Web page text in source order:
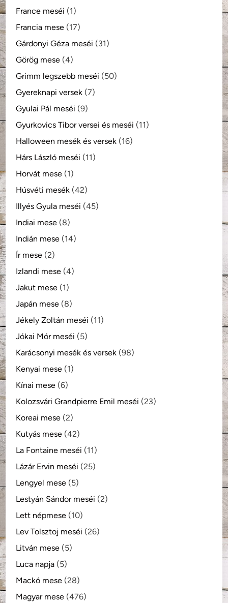
France meséi (1)
Francia mese (17)
Gárdonyi Géza meséi (31)
Görög mese (4)
Grimm legszebb meséi (50)
Gyereknapi versek (7)
Gyulai Pál meséi (9)
Gyurkovics Tibor versei és meséi (11)
Halloween mesék és versek (16)
Hárs László meséi (11)
Horvát mese (1)
Húsvéti mesék (42)
Illyés Gyula meséi (45)
Indiai mese (8)
Indián mese (14)
Ír mese (2)
Izlandi mese (4)
Jakut mese (1)
Japán mese (8)
Jékely Zoltán meséi (11)
Jókai Mór meséi (5)
Karácsonyi mesék és versek (98)
Kenyai mese (1)
Kínai mese (6)
Kolozsvári Grandpierre Emil meséi (23)
Koreai mese (2)
Kutyás mese (42)
La Fontaine meséi (11)
Lázár Ervin meséi (25)
Lengyel mese (5)
Lestyán Sándor meséi (2)
Lett népmese (10)
Lev Tolsztoj meséi (26)
Litván mese (5)
Luca napja (5)
Mackó mese (28)
Magyar mese (476)